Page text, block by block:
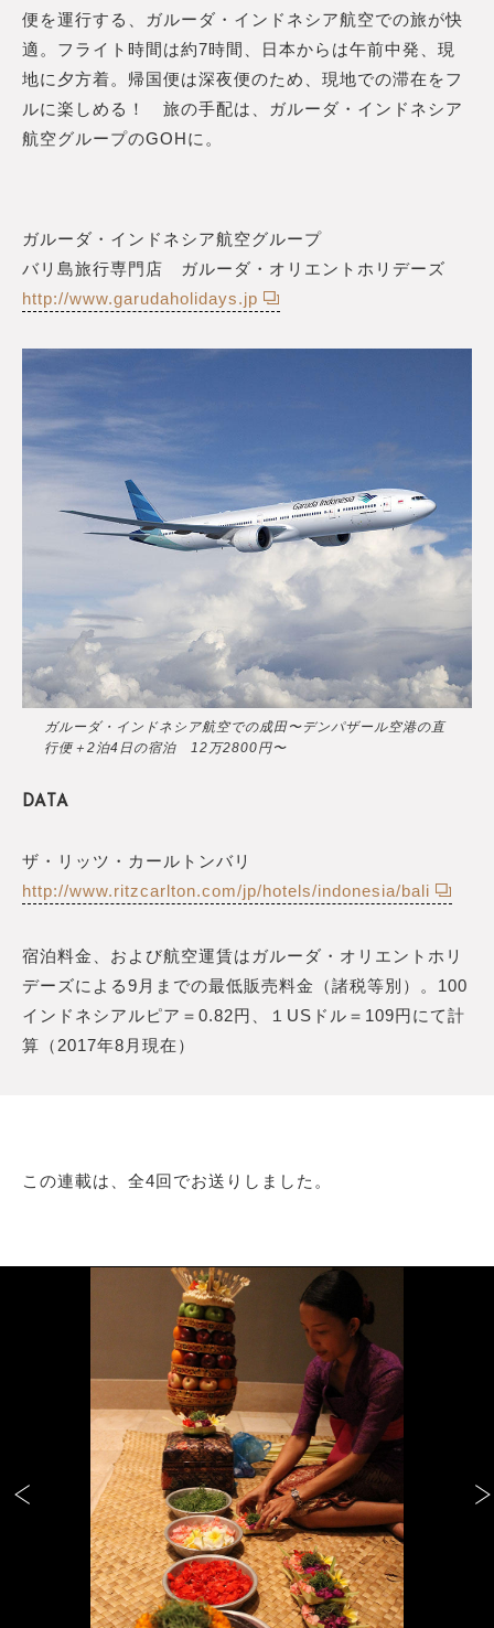
便を運行する、ガルーダ・インドネシア航空での旅が快
適。フライト時間は約7時間、日本からは午前中発、現
地に夕方着。帰国便は深夜便のため、現地での滞在をフ
ルに楽しめる！ 旅の手配は、ガルーダ・インドネシア
航空グループのGOHに。
ガルーダ・インドネシア航空グループ
バリ島旅行専門店 ガルーダ・オリエントホリデーズ
http://www.garudaholidays.jp
ガルーダ・インドネシア航空での成田〜デンパザール空港の直
行便＋2泊4日の宿泊 12万2800円〜
DATA
ザ・リッツ・カールトンバリ
http://www.ritzcarlton.com/jp/hotels/indonesia/bali
宿泊料金、および航空運賃はガルーダ・オリエントホリ
デーズによる9月までの最低販売料金（諸税等別）。100
インドネシアルピア＝0.82円、１USドル＝109円にて計
算（2017年8月現在）
この連載は、全4回でお送りしました。